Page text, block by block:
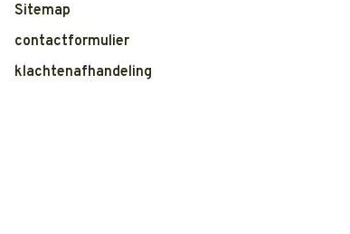
Sitemap
contactformulier
klachtenafhandeling